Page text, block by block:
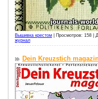
Вышивка крестом Просмотров: 158 |
журнал
Dein Kreuzstich